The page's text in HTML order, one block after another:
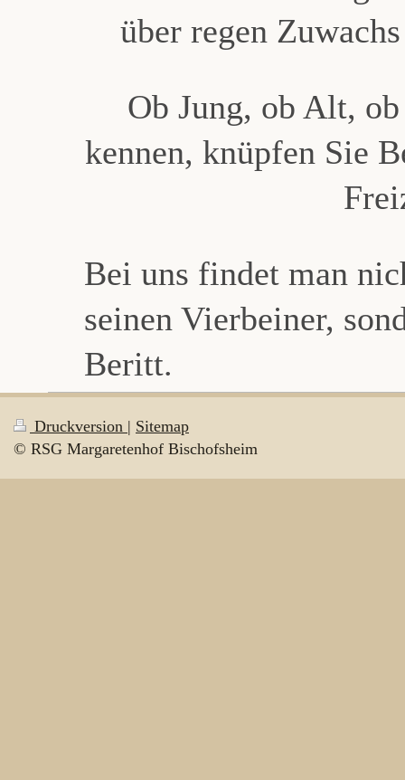
über regen
Ob Jung, ob Alt,
kennen, knüpfen Sie
Bei uns findet man
seinen Vierbeiner,
Beritt.
Druckversion | Sitemap
© RSG Margaretenhof Bischofsheim